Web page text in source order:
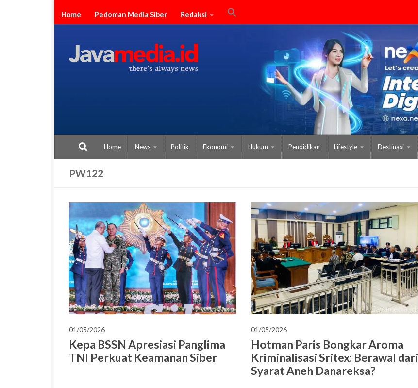
Skip to content
Home Pedoman Media Siber Redaksi
Home News Politik Ekonomi Hukum Pendidikan Lifestyle Destinasi
PW122
01/05/2026
Kepa BSSN Apresiasi Panglima
TNI Perkuat Keamanan Siber
01/05/2026
Hotman Paris Bongkar Aroma
Kriminalisasi Sritex: Berawal dari
Syarat Aneh Danareksa?